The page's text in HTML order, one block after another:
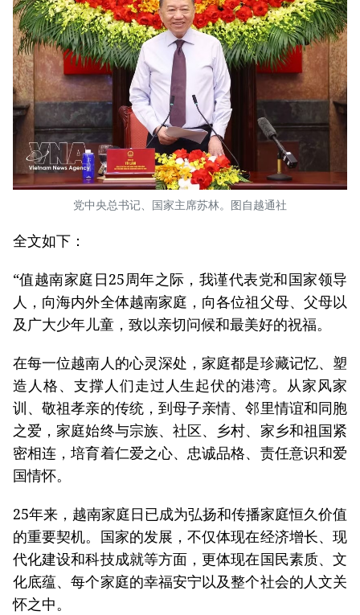
党中央总书记、国家主席苏林。图自越通社
全文如下：
“值越南家庭日25周年之际，我谨代表党和国家领导
人，向海内外全体越南家庭，向各位祖父母、父母以
及广大少年儿童，致以亲切问候和最美好的祝福。
在每一位越南人的心灵深处，家庭都是珍藏记忆、塑
造人格、支撑人们走过人生起伏的港湾。从家风家
训、敬祖孝亲的传统，到母子亲情、邻里情谊和同胞
之爱，家庭始终与宗族、社区、乡村、家乡和祖国紧
密相连，培育着仁爱之心、忠诚品格、责任意识和爱
国情怀。
25年来，越南家庭日已成为弘扬和传播家庭恒久价值
的重要契机。国家的发展，不仅体现在经济增长、现
代化建设和科技成就等方面，更体现在国民素质、文
化底蕴、每个家庭的幸福安宁以及整个社会的人文关
怀之中。